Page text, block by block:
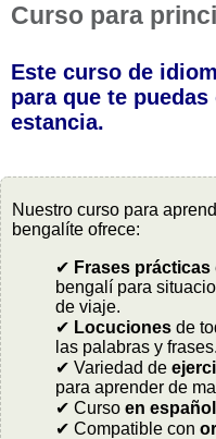
Curso para
Este curso de
para que te
estancia.
Nuestro curso para
bengalíte ofrece:
✔ Frases prácticas
bengalí para
de viaje.
✔ Locuciones de
las palabras y frases.
✔ Variedad de
para aprender de
✔ Curso en español
✔ Compatible con